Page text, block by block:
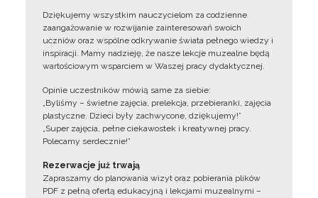
Dziękujemy wszystkim nauczycielom za codzienne
zaangażowanie w rozwijanie zainteresowań swoich
uczniów oraz wspólne odkrywanie świata pełnego wiedzy i
inspiracji. Mamy nadzieję, że nasze lekcje muzealne będą
wartościowym wsparciem w Waszej pracy dydaktycznej.
Opinie uczestników mówią same za siebie:
„Byliśmy – świetne zajęcia, prelekcja, przebieranki, zajęcia
plastyczne. Dzieci były zachwycone, dziękujemy!”
„Super zajęcia, pełne ciekawostek i kreatywnej pracy.
Polecamy serdecznie!”
Rezerwacje już trwają
Zapraszamy do planowania wizyt oraz pobierania plików
PDF z pełną ofertą edukacyjną i lekcjami muzealnymi –